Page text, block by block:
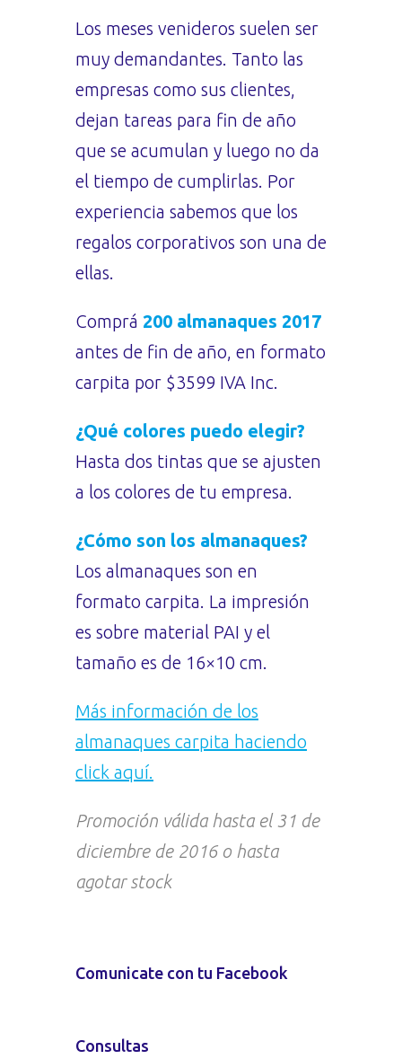
Los meses venideros suelen ser
muy demandantes. Tanto las
empresas como sus clientes,
dejan tareas para fin de año
que se acumulan y luego no da
el tiempo de cumplirlas. Por
experiencia sabemos que los
regalos corporativos son una de
ellas.
Comprá 200 almanaques 2017
antes de fin de año, en formato
carpita por $3599 IVA Inc.
¿Qué colores puedo elegir?
Hasta dos tintas que se ajusten
a los colores de tu empresa.
¿Cómo son los almanaques?
Los almanaques son en
formato carpita. La impresión
es sobre material PAI y el
tamaño es de 16×10 cm.
Más información de los
almanaques carpita haciendo
click aquí.
Promoción válida hasta el 31 de
diciembre de 2016 o hasta
agotar stock
Comunicate con tu Facebook
Consultas